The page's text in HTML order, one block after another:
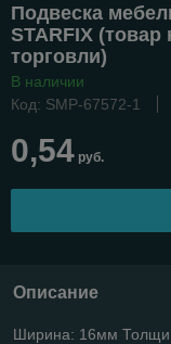
Подвеска
STARFIX (товар
торговли)
В наличии
Код: SMP-67572-1
0,54 руб.
Описание
Ширина: 16мм